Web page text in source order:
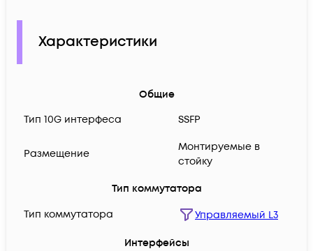
Характеристики
Общие
Тип 10G интерфеса
SSFP
Размещение
Монтируемые в
стойку
Тип коммутатора
Тип коммутатора
Управляемый L3
Интерфейсы